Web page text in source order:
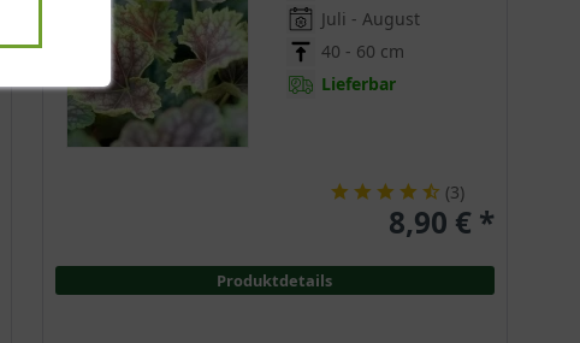
Juli - August
40 - 60 cm
Lieferbar
(3)
8,90 € *
Produktdetails